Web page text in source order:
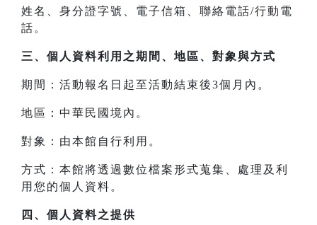
姓名、身分證字號、電子信箱、聯絡電話/行動電
話。
三、 個人資料利用之期間、地區、對象與方式
期間：活動報名日起至活動結束後3個月內。
地區：中華民國境內。
對象：由本館自行利用。
方式：本館將透過數位檔案形式蒐集、處理及利
用您的個人資料。
四、 個人資料之提供